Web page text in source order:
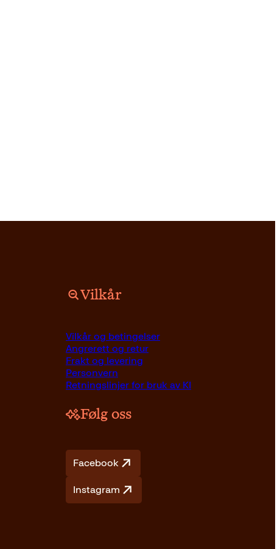
Vilkår
Vilkår og betingelser
Angrerett og retur
Frakt og levering
Personvern
Retningslinjer for bruk av KI
Følg oss
Facebook
Instagram